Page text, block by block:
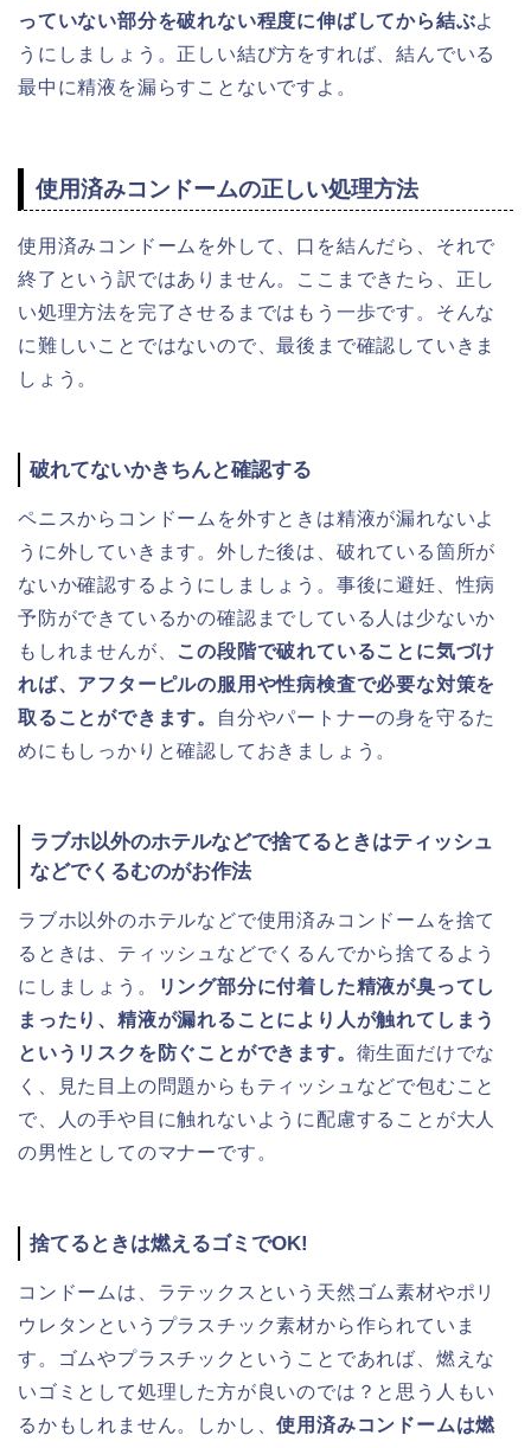
っていない部分を破れない程度に伸ばしてから結ぶよ
うにしましょう。正しい結び方をすれば、結んでいる
最中に精液を漏らすことないですよ。
使用済みコンドームの正しい処理方法
使用済みコンドームを外して、口を結んだら、それで
終了という訳ではありません。ここまできたら、正し
い処理方法を完了させるまではもう一歩です。そんな
に難しいことではないので、最後まで確認していきま
しょう。
破れてないかきちんと確認する
ペニスからコンドームを外すときは精液が漏れないよ
うに外していきます。外した後は、破れている箇所が
ないか確認するようにしましょう。事後に避妊、性病
予防ができているかの確認までしている人は少ないか
もしれませんが、 この段階で破れていることに気づけ
れば、アフターピルの服用や性病検査で必要な対策を
取ることができます。
自分やパートナーの身を守るた
めにもしっかりと確認しておきましょう。
ラブホ以外のホテルなどで捨てるときはティッシュ
などでくるむのがお作法
ラブホ以外のホテルなどで使用済みコンドームを捨て
るときは、ティッシュなどでくるんでから捨てるよう
にしましょう。
リング部分に付着した精液が臭ってし
まったり、精液が漏れることにより人が触れてしまう
というリスクを防ぐことができます。 衛生面だけでな
く、見た目上の問題からもティッシュなどで包むこと
で、人の手や目に触れないように配慮することが大人
の男性としてのマナーです。
捨てるときは燃えるゴミでOK!
コンドームは、ラテックスという天然ゴム素材やポリ
ウレタンというプラスチック素材から作られていま
す。ゴムやプラスチックということであれば、燃えな
いゴミとして処理した方が良いのでは？と思う人もい
るかもしれません。しかし、使用済みコンドームは燃